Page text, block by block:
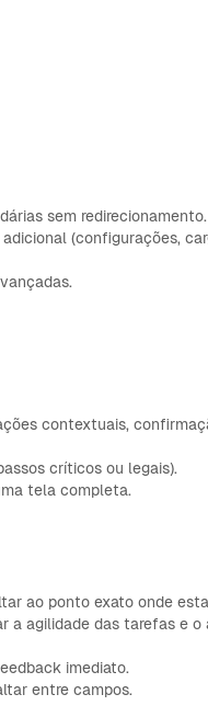
sem redirecionamento.
(configurações,
contextuais,
críticos ou legais).
tela completa.
ao ponto exato onde
a agilidade das tarefas e
imediato.
entre campos.